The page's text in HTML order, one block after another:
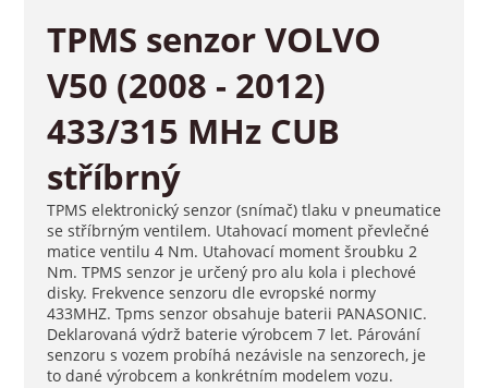
TPMS senzor VOLVO
V50 (2008 - 2012)
433/315 MHz CUB
stříbrný
TPMS elektronický senzor (snímač) tlaku v pneumatice
se stříbrným ventilem. Utahovací moment převlečné
matice ventilu 4 Nm. Utahovací moment šroubku 2
Nm. TPMS senzor je určený pro alu kola i plechové
disky. Frekvence senzoru dle evropské normy
433MHZ. Tpms senzor obsahuje baterii PANASONIC.
Deklarovaná výdrž baterie výrobcem 7 let. Párování
senzoru s vozem probíhá nezávisle na senzorech, je
to dané výrobcem a konkrétním modelem vozu.